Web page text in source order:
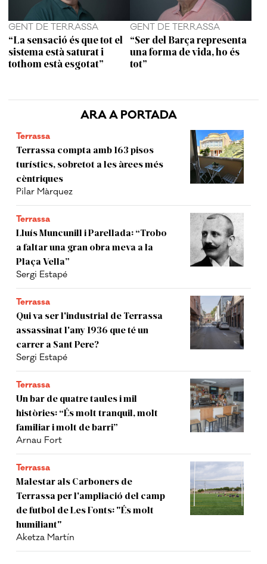
ARA A PORTADA
Terrassa
Terrassa compta amb 163 pisos
turístics, sobretot a les àrees més
cèntriques
Pilar Màrquez
Terrassa
Lluís Muncunill i Parellada: “Trobo
a faltar una gran obra meva a la
Plaça Vella”
Sergi Estapé
Terrassa
Qui va ser l'industrial de Terrassa
assassinat l'any 1936 que té un
carrer a Sant Pere?
Sergi Estapé
Terrassa
Un bar de quatre taules i mil
històries: “És molt tranquil, molt
familiar i molt de barri”
Arnau Fort
Terrassa
Malestar als Carboners de
Terrassa per l'ampliació del camp
de futbol de Les Fonts: "És molt
humiliant"
Aketza Martín
GENT DE TERRASSA
“La sensació és que tot el
sistema està saturat i
tothom està esgotat”
GENT DE TERRASSA
“Ser del Barça representa
una forma de vida, ho és
tot”